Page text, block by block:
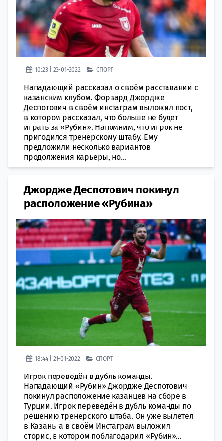
10:23 | 23-01-2022 СПОРТ
Нападающий рассказал о своём расставании с
казанским клубом. Форвард Джордже
Деспотович в своём инстаграм выложил пост,
в котором рассказал, что больше не будет
играть за «Рубин». Напомним, что игрок не
пригодился тренерскому штабу. Ему
предложили несколько вариантов
продолжения карьеры, но...
Джордже Деспотович покинул
расположение «Рубина»
18:44 | 21-01-2022 СПОРТ
Игрок переведён в дубль команды.
Нападающий «Рубин» Джордже Деспотович
покинул расположение казанцев на сборе в
Турции. Игрок переведён в дубль команды по
решению тренерского штаба. Он уже вылетел
в Казань, а в своём Инстаграм выложил
сторис, в котором поблагодарил «Рубин»...